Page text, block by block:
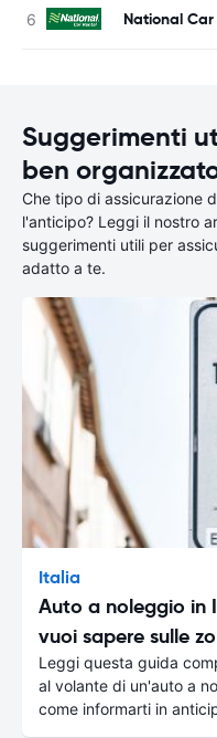
National
Suggerimenti
ben
Che tipo di assicurazione
l'anticipo? Leggi il nostro
suggerimenti utili per
adatto a te.
Italia
Auto a noleggio in
vuoi sapere sulle
Leggi questa guida
al volante di un'auto a
come informarti in